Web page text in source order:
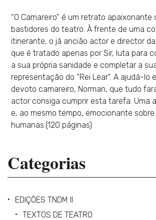
“O Camareiro” é um retrato apaixonante
bastidores do teatro. À frente de uma
itinerante, o já ancião actor e director
que é tratado apenas por Sir, luta para
a sua própria sanidade e completar a
representação do “Rei Lear”. A ajudá-lo
devoto camareiro, Norman, que tudo
actor consiga cumprir esta tarefa. Uma
e, ao mesmo tempo, emocionante
humanas.(120 páginas)
Categorias
EDIÇÕES TNDM II
TEXTOS DE TEATRO